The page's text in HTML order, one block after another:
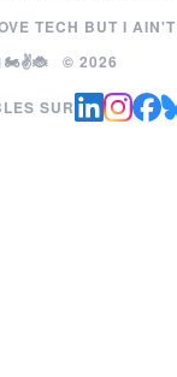
TECH BUT I
© 2026
SUR